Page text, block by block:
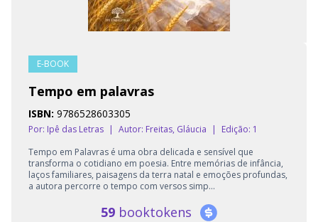
E-BOOK
Tempo em palavras
ISBN: 9786528603305
Por: Ipê das Letras | Autor: Freitas, Gláucia |
Edição: 1
Tempo em Palavras é uma obra delicada e sensível que
transforma o cotidiano em poesia. Entre memórias de infância,
laços familiares, paisagens da terra natal e emoções profundas,
a autora percorre o tempo com versos simp...
59 booktokens